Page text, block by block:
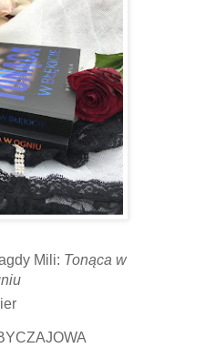
Mili: Tonąca w